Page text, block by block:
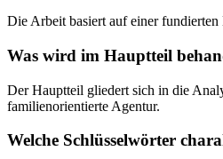
Die Arbeit basiert auf einer
Was wird im Hauptteil
Der Hauptteil gliedert sich in die
familienorientierte Agentur.
Welche Schlüsselwörter